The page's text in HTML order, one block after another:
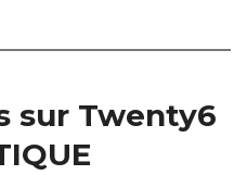
sur Twenty6